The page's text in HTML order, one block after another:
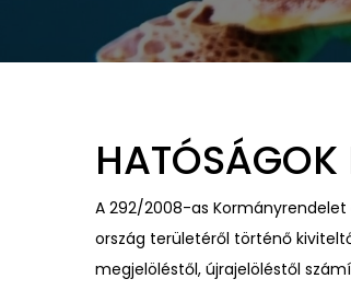
A 292/2008-as
ország területéről történő
megjelöléstől, újrajelöléstől